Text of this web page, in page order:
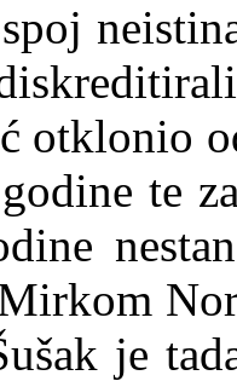
otklonio
te
je